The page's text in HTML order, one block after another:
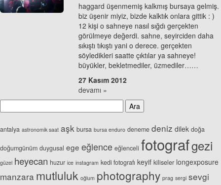
haggard üşenmemiş kalkmış bursaya gelmiş.
biz üşenir miyiz, bizde kalktık onlara gittik : )
12 kişi o sahneye nasıl sığdı gerçekten
görülmeye değerdi. sahne, seyirciden daha
sıkıştı tıkıştı yani o derece. gerçekten
söyledikleri saatte çıktılar ya sahneye!
büyükler, bekletmediler, üzmediler……
27 Kasım 2012
devamı »
antalya astronomik saat aşk bursa bursa enduro deneme deniz dilek doğa
doğumgünüm duygusal ege eğlence eğlenceli fotografgezi
güzel heyecan huzur ice instagram kedi fotografı keyif kiliseler longexposure
manzara mutluluk oğlum photography prag sergi sevgi